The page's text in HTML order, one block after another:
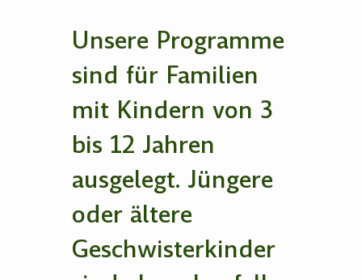
Unsere Programme
sind für Familien
mit Kindern von 3
bis 12 Jahren
ausgelegt. Jüngere
oder ältere
Geschwisterkinder